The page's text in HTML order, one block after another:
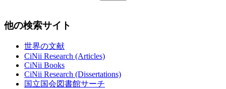
他の検索サイト
世界の文献
CiNii Research (Articles)
CiNii Books
CiNii Research (Dissertations)
国立国会図書館サーチ